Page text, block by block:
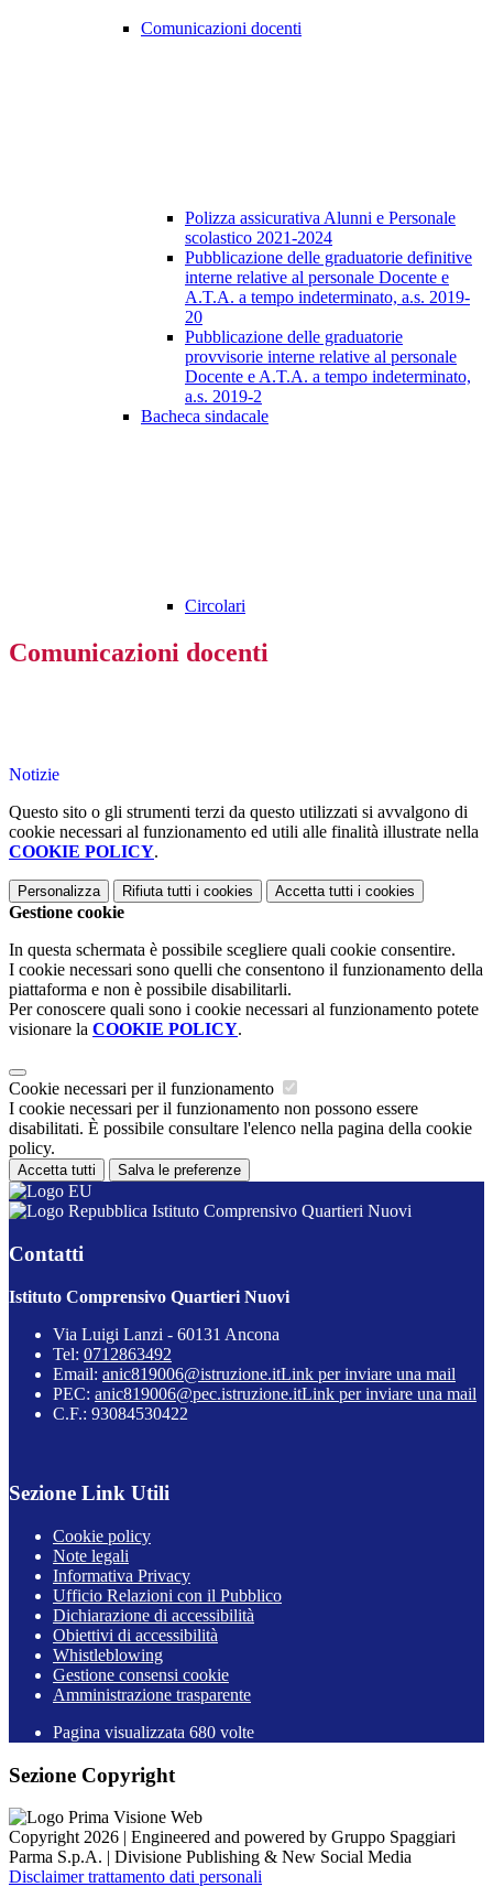
Comunicazioni docenti
Polizza assicurativa Alunni e Personale
scolastico 2021-2024
Pubblicazione delle graduatorie definitive
interne relative al personale Docente e
A.T.A. a tempo indeterminato, a.s. 2019-
20
Pubblicazione delle graduatorie
provvisorie interne relative al personale
Docente e A.T.A. a tempo indeterminato,
a.s. 2019-2
Bacheca sindacale
Circolari
Comunicazioni docenti
Notizie
Questo sito o gli strumenti terzi da questo utilizzati si avvalgono di
cookie necessari al funzionamento ed utili alle finalità illustrate nella
COOKIE POLICY.
Personalizza Rifiuta tutti i cookies Accetta tutti i cookies
Gestione cookie
In questa schermata è possibile scegliere quali cookie consentire.
I cookie necessari sono quelli che consentono il funzionamento della
piattaforma e non è possibile disabilitarli.
Per conoscere quali sono i cookie necessari al funzionamento potete
visionare la COOKIE POLICY.
Cookie necessari per il funzionamento
I cookie necessari per il funzionamento non possono essere
disabilitati. È possibile consultare l'elenco nella pagina della cookie
policy.
Accetta tutti Salva le preferenze
Istituto Comprensivo Quartieri Nuovi
Contatti
Istituto Comprensivo Quartieri Nuovi
Via Luigi Lanzi - 60131 Ancona
Tel: 0712863492
Email: anic819006@istruzione.itLink per inviare una mail
PEC: anic819006@pec.istruzione.itLink per inviare una mail
C.F.: 93084530422
Sezione Link Utili
Cookie policy
Note legali
Informativa Privacy
Ufficio Relazioni con il Pubblico
Dichiarazione di accessibilità
Obiettivi di accessibilità
Whistleblowing
Gestione consensi cookie
Amministrazione trasparente
Pagina visualizzata 680 volte
Sezione Copyright
Copyright 2026 | Engineered and powered by Gruppo Spaggiari
Parma S.p.A. | Divisione Publishing & New Social Media
Disclaimer trattamento dati personali